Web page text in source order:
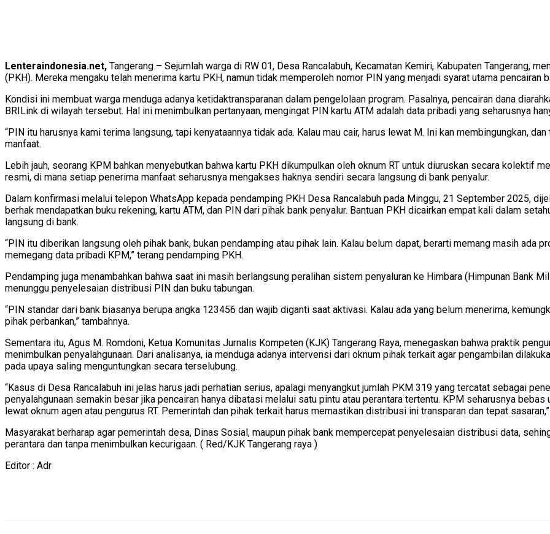
Lenteraindonesia.net, Tangerang – Sejumlah warga di RW 01, Desa Rancalabuh, Kecamatan Kemiri, Kabupaten Tangerang,
(PKH). Mereka mengaku telah menerima kartu PKH, namun tidak memperoleh nomor PIN yang menjadi syarat utama pencairan
Kondisi ini membuat warga menduga adanya ketidaktransparanan dalam pengelolaan program. Pasalnya, pencairan dana
BRILink di wilayah tersebut. Hal ini menimbulkan pertanyaan, mengingat PIN kartu ATM adalah data pribadi yang seharusnya
“PIN itu harusnya kami terima langsung, tapi kenyataannya tidak ada. Kalau mau cair, harus lewat M. Ini kan membingungkan,
manfaat.
Lebih jauh, seorang KPM bahkan menyebutkan bahwa kartu PKH dikumpulkan oleh oknum RT untuk diuruskan secara kolektif
resmi, di mana setiap penerima manfaat seharusnya mengakses haknya sendiri secara langsung di bank penyalur.
Dalam konfirmasi melalui telepon WhatsApp kepada pendamping PKH Desa Rancalabuh pada Minggu, 21 September 2025,
berhak mendapatkan buku rekening, kartu ATM, dan PIN dari pihak bank penyalur. Bantuan PKH dicairkan empat kali dalam
langsung di bank.
“PIN itu diberikan langsung oleh pihak bank, bukan pendamping atau pihak lain. Kalau belum dapat, berarti memang masih ada
memegang data pribadi KPM,” terang pendamping PKH.
Pendamping juga menambahkan bahwa saat ini masih berlangsung peralihan sistem penyaluran ke Himbara (Himpunan Bank
menunggu penyelesaian distribusi PIN dan buku tabungan.
“PIN standar dari bank biasanya berupa angka 123456 dan wajib diganti saat aktivasi. Kalau ada yang belum menerima,
pihak perbankan,” tambahnya.
Sementara itu, Agus M. Romdoni, Ketua Komunitas Jurnalis Kompeten (KJK) Tangerang Raya, menegaskan bahwa praktik
menimbulkan penyalahgunaan. Dari analisanya, ia menduga adanya intervensi dari oknum pihak terkait agar pengambilan
pada upaya saling menguntungkan secara terselubung.
“Kasus di Desa Rancalabuh ini jelas harus jadi perhatian serius, apalagi menyangkut jumlah PKM 319 yang tercatat sebagai
penyalahgunaan semakin besar jika pencairan hanya dibatasi melalui satu pintu atau perantara tertentu. KPM seharusnya
lewat oknum agen atau pengurus RT. Pemerintah dan pihak terkait harus memastikan distribusi ini transparan dan tepat
Masyarakat berharap agar pemerintah desa, Dinas Sosial, maupun pihak bank mempercepat penyelesaian distribusi data,
perantara dan tanpa menimbulkan kecurigaan. ( Red/KJK Tangerang raya )
Editor : Adr